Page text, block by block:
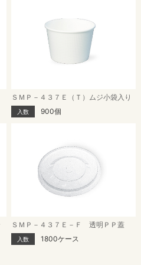
ＳＭＰ－４３７Ｅ（Ｔ）ムジ小袋入り
入数 900個
ＳＭＰ－４３７Ｅ－Ｆ 透明ＰＰ蓋
入数 1800ケース